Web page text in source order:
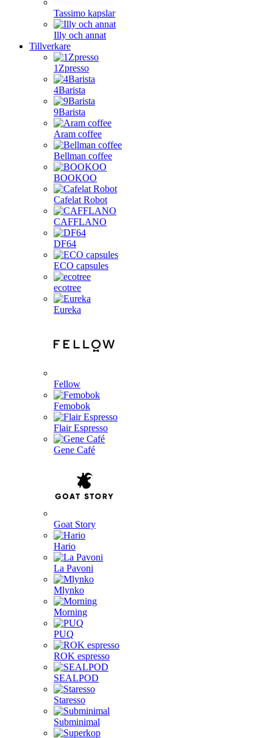
Tassimo kapslar
Illy och annat
Tillverkare
1Zpresso
4Barista
9Barista
Aram coffee
Bellman coffee
BOOKOO
Cafelat Robot
CAFFLANO
DF64
ECO capsules
ecotree
Eureka
Fellow
Femobok
Flair Espresso
Gene Café
Goat Story
Hario
La Pavoni
Mlynko
Morning
PUQ
ROK espresso
SEALPOD
Staresso
Subminimal